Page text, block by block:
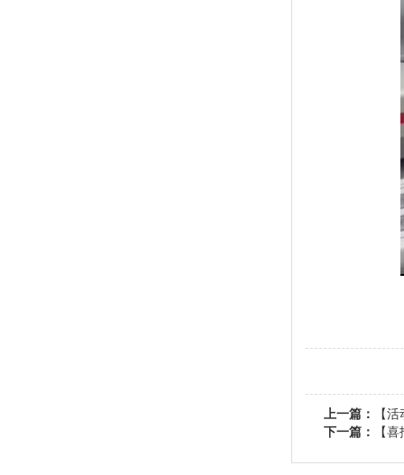
上一篇：
【
下一篇：
【